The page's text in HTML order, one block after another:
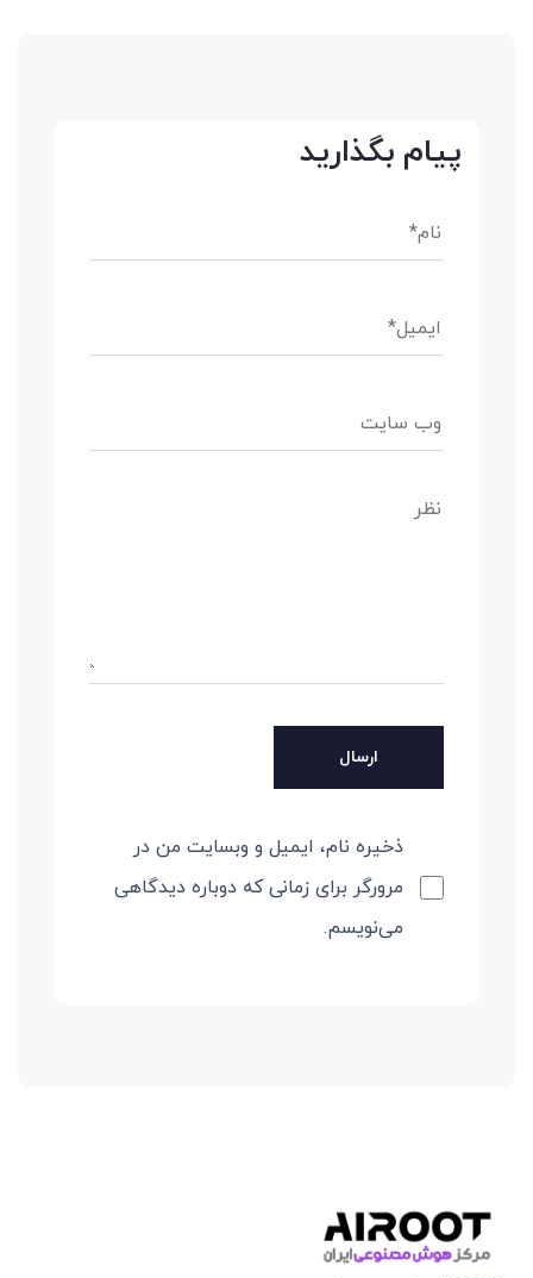
پیام بگذارید
ذخیره نام، ایمیل و وبسایت من در
مرورگر برای زمانی که دوباره دیدگاهی
می‌نویسم.